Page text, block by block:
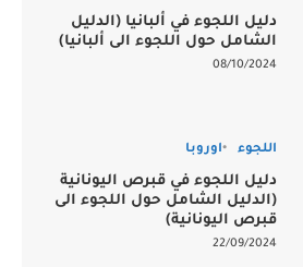
دليل اللجوء في ألبانيا (الدليل
الشامل حول اللجوء الى ألبانيا)
08/10/2024
اللجوء اوروبا
دليل اللجوء في قبرص اليونانية
(الدليل الشامل حول اللجوء الى
قبرص اليونانية)
22/09/2024